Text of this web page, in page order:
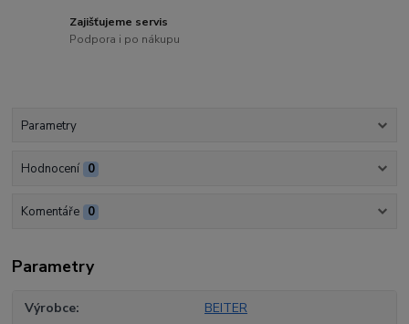
Zajišťujeme servis
Podpora i po nákupu
Parametry
Hodnocení 0
Komentáře 0
Parametry
Výrobce BEITER